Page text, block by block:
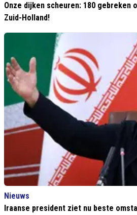
Onze dijken scheuren: 180 gebreken
Zuid-Holland!
Nieuws
Iraanse president ziet nu beste